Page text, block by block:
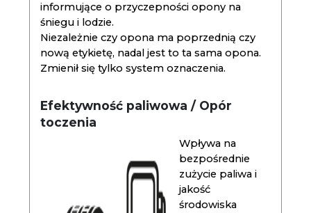
informujące o przyczepności opony na
śniegu i lodzie.
Niezależnie czy opona ma poprzednią czy
nową etykietę, nadal jest to ta sama opona.
Zmienił się tylko system oznaczenia.
Efektywność paliwowa / Opór
toczenia
Wpływa na
bezpośrednie
zużycie paliwa i
jakość
środowiska